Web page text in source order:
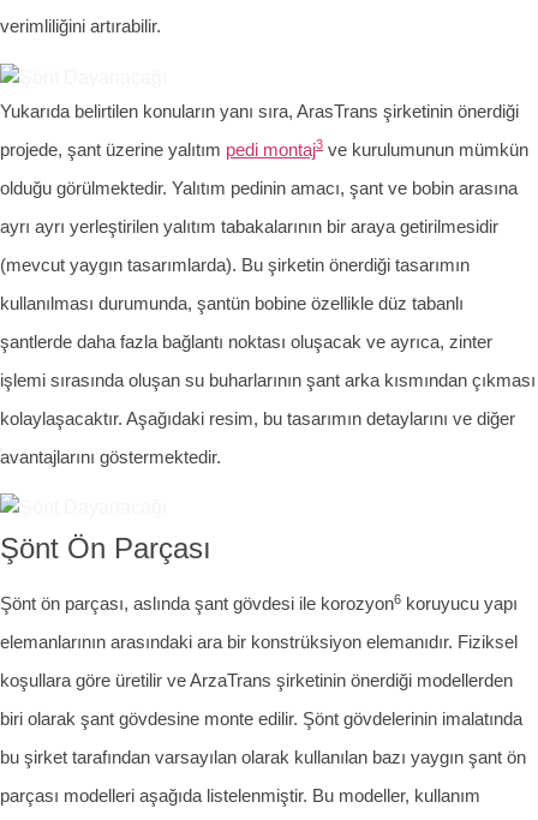
verimliliğini artırabilir.
Yukarıda belirtilen konuların yanı sıra, ArasTrans şirketinin önerdiği
projede, şant üzerine yalıtım pedi montaj3 ve kurulumunun mümkün
olduğu görülmektedir. Yalıtım pedinin amacı, şant ve bobin arasına
ayrı ayrı yerleştirilen yalıtım tabakalarının bir araya getirilmesidir
(mevcut yaygın tasarımlarda). Bu şirketin önerdiği tasarımın
kullanılması durumunda, şantün bobine özellikle düz tabanlı
şantlerde daha fazla bağlantı noktası oluşacak ve ayrıca, zinter
işlemi sırasında oluşan su buharlarının şant arka kısmından çıkması
kolaylaşacaktır. Aşağıdaki resim, bu tasarımın detaylarını ve diğer
avantajlarını göstermektedir.
Şönt Ön Parçası
Şönt ön parçası, aslında şant gövdesi ile korozyon6 koruyucu yapı
elemanlarının arasındaki ara bir konstrüksiyon elemanıdır. Fiziksel
koşullara göre üretilir ve ArzaTrans şirketinin önerdiği modellerden
biri olarak şant gövdesine monte edilir. Şönt gövdelerinin imalatında
bu şirket tarafından varsayılan olarak kullanılan bazı yaygın şant ön
parçası modelleri aşağıda listelenmiştir. Bu modeller, kullanım